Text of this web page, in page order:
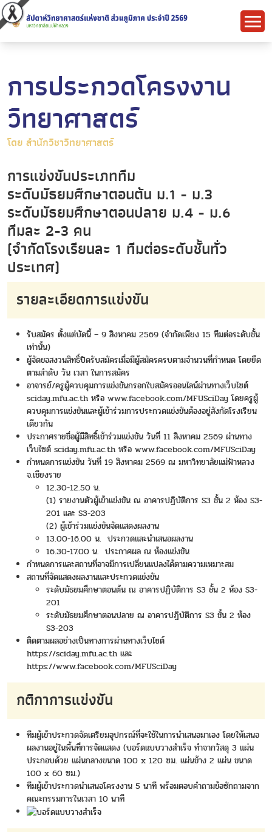
การประกวดโครงงาน
วิทยาศาสตร์
โดย สำนักวิชาวิทยาศาสตร์
การแข่งขันประเภททีม
ระดับมัธยมศึกษาตอนต้น ม.1 - ม.3
ระดับมัธยมศึกษาตอนปลาย ม.4 - ม.6
ทีมละ 2-3 คน
(จำกัดโรงเรียนละ 1 ทีมต่อระดับชั้นทั่ว
ประเทศ)
รายละเอียดการแข่งขัน
รับสมัคร ตั้งแต่บัดนี้ – 9 สิงหาคม 2569 (จำกัดเพียง 15 ทีมต่อระดับชั้น
เท่านั้น)
ผู้จัดขอสงวนสิทธิ์ปิดรับสมัครเมื่อมีผู้สมัครครบตามจำนวนที่กำหนด โดยยึด
ตามลำดับ วัน เวลา ในการสมัคร
อาจารย์/ครูผู้ควบคุมการแข่งขันกรอกใบสมัครออนไลน์ผ่านทางเว็บไซต์
sciday.mfu.ac.thหรือ www.facebook.com/MFUSciDayโดยครูผู้
ควบคุมการแข่งขันและผู้เข้าร่วมการประกวดแข่งขันต้องอยู่สังกัดโรงเรียน
เดียวกัน
ประกาศรายชื่อผู้มีสิทธิ์เข้าร่วมแข่งขัน วันที่ 11 สิงหาคม 2569 ผ่านทาง
เว็บไซต์ sciday.mfu.ac.thหรือ www.facebook.com/MFUSciDay
กำหนดการแข่งขัน วันที่ 19 สิงหาคม 2569 ณ มหาวิทยาลัยแม่ฟ้าหลวง
จ.เชียงราย
12.30-12.50 น.
(1) รายงานตัวผู้เข้าแข่งขัน ณ อาคารปฏิบัติการ S3 ชั้น 2 ห้อง S3-
201 และ S3-203
(2) ผู้เข้าร่วมแข่งขันจัดแสดงผลงาน
13.00-16.00 น. ประกวดและนำเสนอผลงาน
16.30-17.00 น. ประกาศผล ณ ห้องแข่งขัน
กำหนดการและสถานที่อาจมีการเปลี่ยนแปลงได้ตามความเหมาะสม
สถานที่จัดแสดงผลงานและประกวดแข่งขัน
ระดับมัธยมศึกษาตอนต้น ณ อาคารปฏิบัติการ S3 ชั้น 2 ห้อง S3-
201
ระดับมัธยมศึกษาตอนปลาย ณ อาคารปฏิบัติการ S3 ชั้น 2 ห้อง
S3-203
ติดตามผลอย่างเป็นทางการผ่านทางเว็บไซต์
https://sciday.mfu.ac.thและ
https://www.facebook.com/MFUSciDay
กติกาการแข่งขัน
ทีมผู้เข้าประกวดจัดเตรียมอุปกรณ์ที่จะใช้ในการนำเสนอมาเอง โดยให้เสนอ
ผลงานอยู่ในพื้นที่การจัดแสดง (บอร์ดแบบวางสำเร็จ ทำจากวัสดุ 3 แผ่น
ประกอบด้วย แผ่นกลางขนาด 100 x 120 ซม. แผ่นข้าง 2 แผ่น ขนาด
100 x 60 ซม.)
ทีมผู้เข้าประกวดนำเสนอโครงงาน 5 นาที พร้อมตอบคำถามข้อซักถามจาก
คณะกรรมการในเวลา 10 นาที